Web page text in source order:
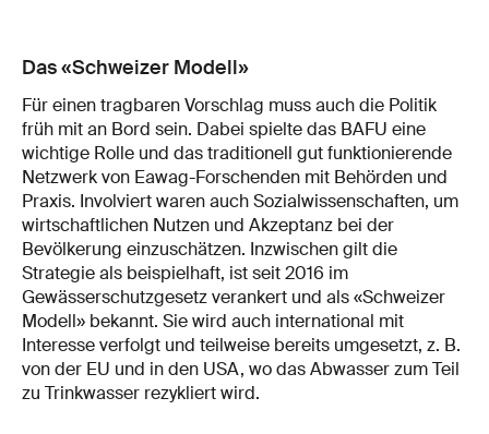
Das «Schweizer Modell»
Für einen tragbaren Vorschlag muss auch die Politik
früh mit an Bord sein. Dabei spielte das BAFU eine
wichtige Rolle und das traditionell gut funktionierende
Netzwerk von Eawag-Forschenden mit Behörden und
Praxis. Involviert waren auch Sozialwissenschaften, um
wirtschaftlichen Nutzen und Akzeptanz bei der
Bevölkerung einzuschätzen. Inzwischen gilt die
Strategie als beispielhaft, ist seit 2016 im
Gewässerschutzgesetz verankert und als «Schweizer
Modell» bekannt. Sie wird auch international mit
Interesse verfolgt und teilweise bereits umgesetzt, z. B.
von der EU und in den USA, wo das Abwasser zum Teil
zu Trinkwasser rezykliert wird.